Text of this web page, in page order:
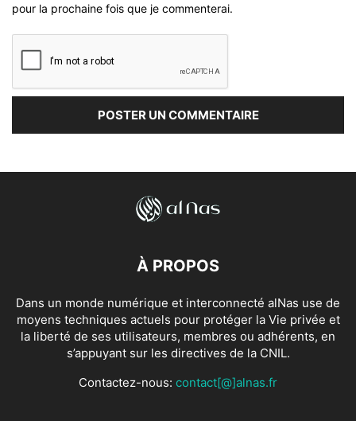
pour la prochaine fois que je commenterai.
À PROPOS
Dans un monde numérique et interconnecté alNas use de
moyens techniques actuels pour protéger la Vie privée et
la liberté de ses utilisateurs, membres ou adhérents, en
s’appuyant sur les directives de la CNIL.
Contactez-nous: contact[@]alnas.fr